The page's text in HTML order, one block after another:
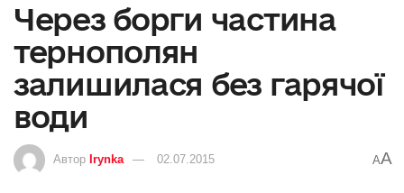
Через борги частина
тернополян
залишилася без гарячої
води
Автор Irynka 02.07.2015 AA